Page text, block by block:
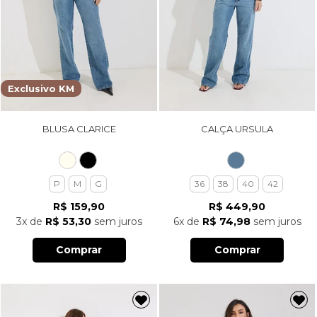
Exclusivo KM
BLUSA CLARICE
P M G
R$ 159,90
3xde R$ 53,30sem juros
Comprar
CALÇA URSULA
36 38 40 42
R$ 449,90
6xde R$ 74,98sem juros
Comprar